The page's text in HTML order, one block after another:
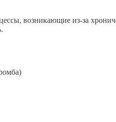
возникающие из-за